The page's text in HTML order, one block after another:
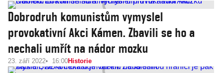
Dobrodruh komunistům vymyslel
provokativní Akci Kámen. Zbavili se ho a
nechali umřít na nádor mozku
23. září 2022 16:00Historie